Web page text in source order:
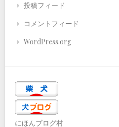
投稿フィード
コメントフィード
WordPress.org
にほんブログ村